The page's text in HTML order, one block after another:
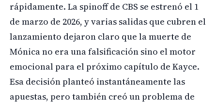
rápidamente. La spinoff de CBS se estrenó el 1
de marzo de 2026, y varias salidas que cubren el
lanzamiento dejaron claro que la muerte de
Mónica no era una falsificación sino el motor
emocional para el próximo capítulo de Kayce.
Esa decisión planteó instantáneamente las
apuestas, pero también creó un problema de